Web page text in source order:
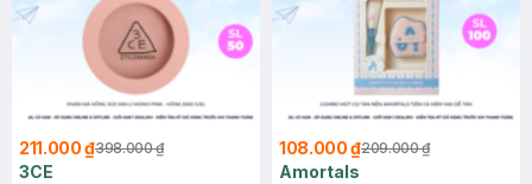
211.000 ₫398.000 ₫
3CE
108.000 ₫209.000 ₫
Amortals